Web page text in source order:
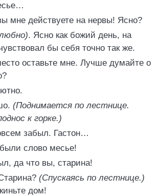
мне действуете на нервы! Ясно?
. Ясно как божий день, на
бы себя точно так же.
оставьте мне. Лучше думайте о
(Поднимается по лестнице.
к горке.)
забыл. Гастон…
слово месье!
да что вы, старина!
(Спускаясь по лестнице.)
дом!